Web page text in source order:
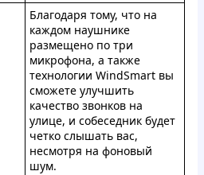
Благодаря тому, что на
каждом наушнике
размещено по три
микрофона, а также
технологии WindSmart вы
сможете улучшить
качество звонков на
улице, и собеседник будет
четко слышать вас,
несмотря на фоновый
шум.